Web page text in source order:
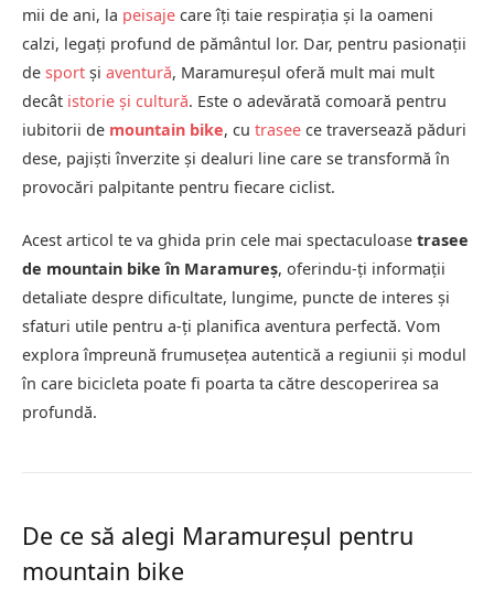
mii de ani, la peisaje care îți taie respirația și la oameni
calzi, legați profund de pământul lor. Dar, pentru pasionații
de sport și aventură, Maramureșul oferă mult mai mult
decât istorie și cultură. Este o adevărată comoară pentru
iubitorii de mountain bike, cu trasee ce traversează păduri
dese, pajiști înverzite și dealuri line care se transformă în
provocări palpitante pentru fiecare ciclist.
Acest articol te va ghida prin cele mai spectaculoase trasee
de mountain bike în Maramureș, oferindu-ți informații
detaliate despre dificultate, lungime, puncte de interes și
sfaturi utile pentru a-ți planifica aventura perfectă. Vom
explora împreună frumusețea autentică a regiunii și modul
în care bicicleta poate fi poarta ta către descoperirea sa
profundă.
De ce să alegi Maramureșul pentru
mountain bike